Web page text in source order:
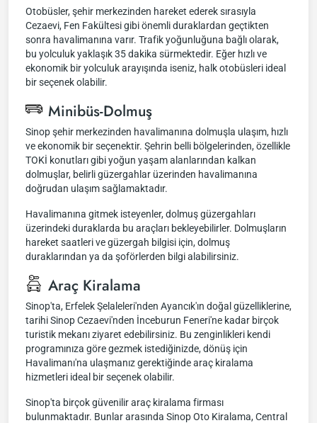
Otobüsler, şehir merkezinden hareket ederek sırasıyla
Cezaevi, Fen Fakültesi gibi önemli duraklardan geçtikten
sonra havalimanına varır. Trafik yoğunluğuna bağlı olarak,
bu yolculuk yaklaşık 35 dakika sürmektedir. Eğer hızlı ve
ekonomik bir yolculuk arayışında iseniz, halk otobüsleri ideal
bir seçenek olabilir.
Minibüs-Dolmuş
Sinop şehir merkezinden havalimanına dolmuşla ulaşım, hızlı
ve ekonomik bir seçenektir. Şehrin belli bölgelerinden, özellikle
TOKİ konutları gibi yoğun yaşam alanlarından kalkan
dolmuşlar, belirli güzergahlar üzerinden havalimanına
doğrudan ulaşım sağlamaktadır.
Havalimanına gitmek isteyenler, dolmuş güzergahları
üzerindeki duraklarda bu araçları bekleyebilirler. Dolmuşların
hareket saatleri ve güzergah bilgisi için, dolmuş
duraklarından ya da şoförlerden bilgi alabilirsiniz.
Araç Kiralama
Sinop'ta, Erfelek Şelaleleri'nden Ayancık'ın doğal güzelliklerine,
tarihi Sinop Cezaevi'nden İnceburun Feneri'ne kadar birçok
turistik mekanı ziyaret edebilirsiniz. Bu zenginlikleri kendi
programınıza göre gezmek istediğinizde, dönüş için
Havalimanı'na ulaşmanız gerektiğinde araç kiralama
hizmetleri ideal bir seçenek olabilir.
Sinop'ta birçok güvenilir araç kiralama firması
bulunmaktadır. Bunlar arasında Sinop Oto Kiralama, Central